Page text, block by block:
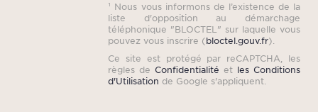
¹ Nous vous informons de l’existence de la
liste d'opposition au démarchage
téléphonique "BLOCTEL" sur laquelle vous
pouvez vous inscrire (bloctel.gouv.fr).
Ce site est protégé par reCAPTCHA, les
règles deConfidentialité et les Conditions
d'Utilisation de Google s'appliquent.